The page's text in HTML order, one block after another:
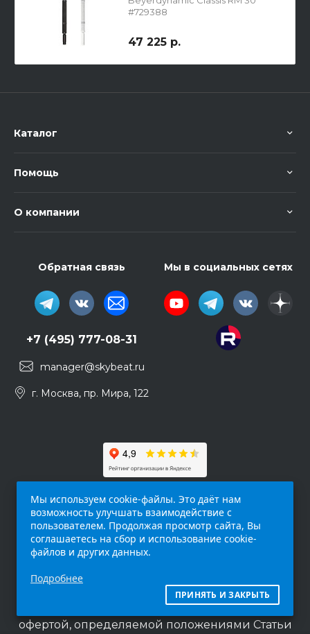
#729388
47 225 р.
Каталог
Помощь
О компании
Обратная связь
+7 (495) 777-08-31
manager@skybeat.ru
г. Москва, пр. Мира, 122
Мы в социальных сетях
интернет-сайт (
исключительно информационный характер и
ни при каких условиях не является публичной
офертой, определяемой положениями Статьи
Мы используем cookie-файлы. Это даёт нам
возможность улучшать взаимодействие с
пользователем. Продолжая просмотр сайта, Вы
соглашаетесь на сбор и использование cookie-
файлов и других данных.
Подробнее
ПРИНЯТЬ И ЗАКРЫТЬ